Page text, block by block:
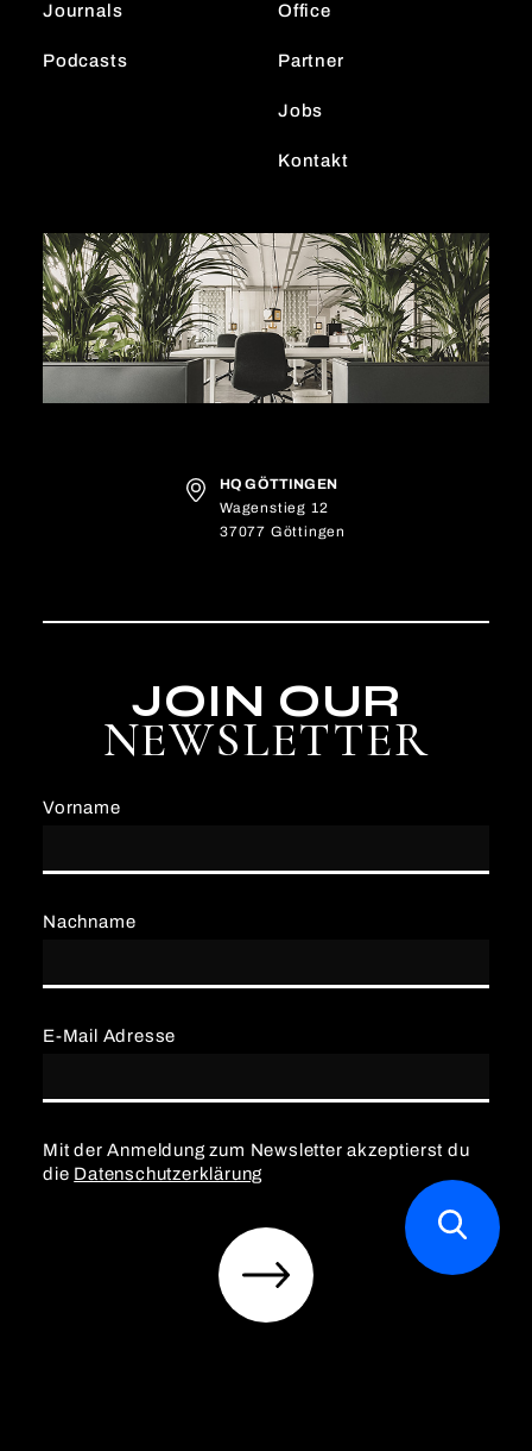
Journals
Podcasts
Office
Partner
Jobs
Kontakt
HQ GÖTTINGEN
Wagenstieg 12
37077 Göttingen
JOIN OUR
NEWSLETTER
Vorname
E-Mail Adresse
Nachname
Mit der Anmeldung zum Newsletter akzeptierst du
die Datenschutzerklärung